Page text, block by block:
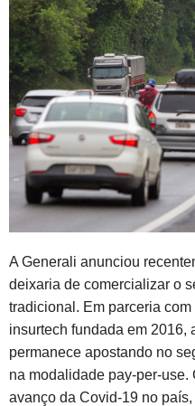
A Generali anunciou
deixaria de comercializar o
tradicional. Em parceria com
insurtech fundada em 2016,
permanece apostando no
na modalidade pay-per-use.
avanço da Covid-19 no